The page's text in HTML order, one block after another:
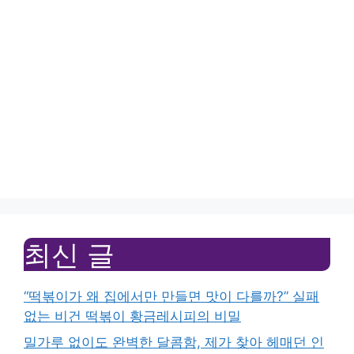
최신 글
“떡볶이가 왜 집에서만 만들면 맛이 다를까?” 실패
없는 비건 떡볶이 황금레시피의 비밀
밀가루 없이도 완벽한 달콤함, 제가 찾아 헤매던 인